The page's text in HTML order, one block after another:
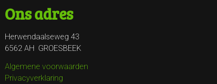
Ons adres
Herwendaalseweg 43
6562 AH GROESBEEK
Algemene voorwaarden
Privacyverklaring